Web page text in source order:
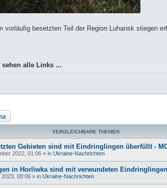
vorläufig besetzten Teil der Region Luhansk stiegen
sehen alle Links ...
VERGLEICHBARE THEMEN
Gebieten sind mit Eindringlingen überfüllt -
2022, 01:06 » in Ukraine-Nachrichten
in Horliwka sind mit verwundeten
08:06 » in Ukraine-Nachrichten